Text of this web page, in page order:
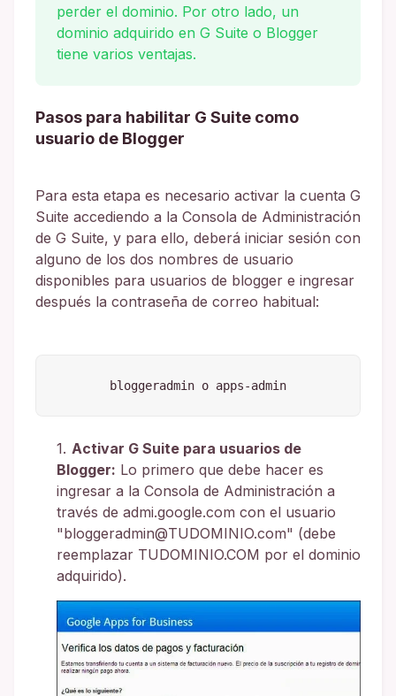
perder el dominio. Por otro lado, un
dominio adquirido en G Suite o Blogger
tiene varios ventajas.
Pasos para habilitar G Suite como
usuario de Blogger
Para esta etapa es necesario activar la cuenta G
Suite accediendo a la Consola de Administración
de G Suite, y para ello, deberá iniciar sesión con
alguno de los dos nombres de usuario
disponibles para usuarios de blogger e ingresar
después la contraseña de correo habitual:
bloggeradmin o apps-admin
Activar G Suite para usuarios de
Blogger: Lo primero que debe hacer es
ingresar a la Consola de Administración a
través de admi.google.com con el usuario
"bloggeradmin@TUDOMINIO.com" (debe
reemplazar TUDOMINIO.COM por el dominio
adquirido).